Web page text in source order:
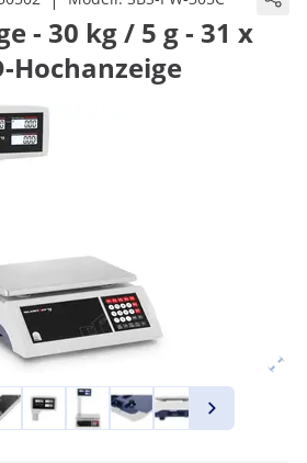
- 30 kg / 5 g - 31 x
Hochanzeige